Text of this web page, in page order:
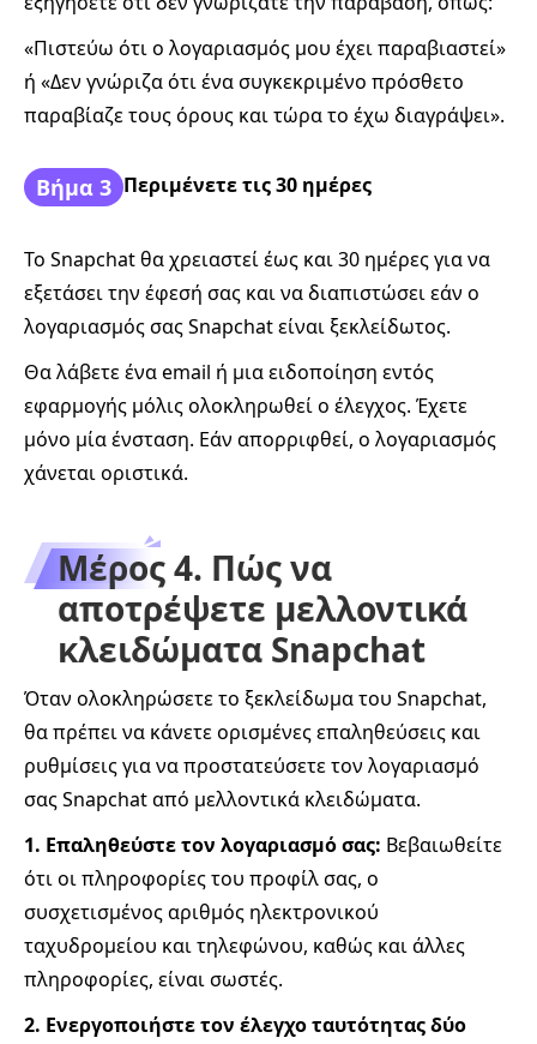
«Πιστεύω ότι ο λογαριασμός μου έχει παραβιαστεί»
ή «Δεν γνώριζα ότι ένα συγκεκριμένο πρόσθετο
παραβίαζε τους όρους και τώρα το έχω διαγράψει».
Βήμα 3 Περιμένετε τις 30 ημέρες
Το Snapchat θα χρειαστεί έως και 30 ημέρες για να
εξετάσει την έφεσή σας και να διαπιστώσει εάν ο
λογαριασμός σας Snapchat είναι ξεκλείδωτος.
Θα λάβετε ένα email ή μια ειδοποίηση εντός
εφαρμογής μόλις ολοκληρωθεί ο έλεγχος. Έχετε
μόνο μία ένσταση. Εάν απορριφθεί, ο λογαριασμός
χάνεται οριστικά.
Μέρος 4. Πώς να
αποτρέψετε μελλοντικά
κλειδώματα Snapchat
Όταν ολοκληρώσετε το ξεκλείδωμα του Snapchat,
θα πρέπει να κάνετε ορισμένες επαληθεύσεις και
ρυθμίσεις για να προστατεύσετε τον λογαριασμό
σας Snapchat από μελλοντικά κλειδώματα.
1. Επαληθεύστε τον λογαριασμό σας: Βεβαιωθείτε
ότι οι πληροφορίες του προφίλ σας, ο
συσχετισμένος αριθμός ηλεκτρονικού
ταχυδρομείου και τηλεφώνου, καθώς και άλλες
πληροφορίες, είναι σωστές.
2. Ενεργοποιήστε τον έλεγχο ταυτότητας δύο